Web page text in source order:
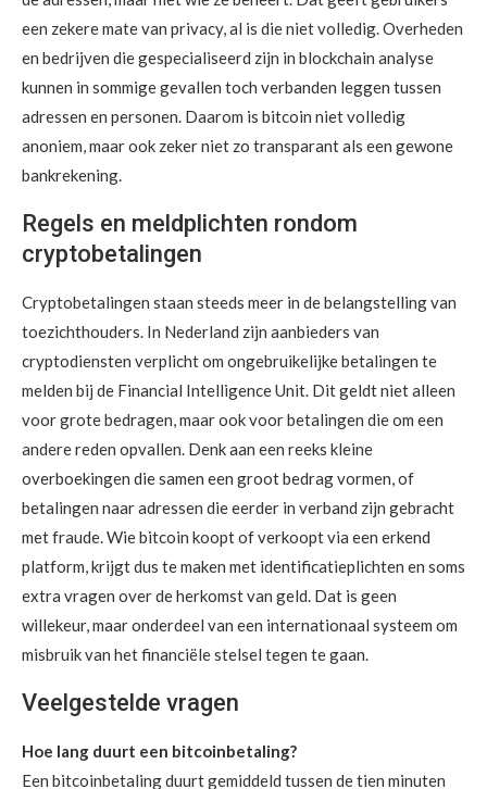
een zekere mate van privacy, al is die niet volledig. Overheden
en bedrijven die gespecialiseerd zijn in blockchain analyse
kunnen in sommige gevallen toch verbanden leggen tussen
adressen en personen. Daarom is bitcoin niet volledig
anoniem, maar ook zeker niet zo transparant als een gewone
bankrekening.
Regels en meldplichten rondom
cryptobetalingen
Cryptobetalingen staan steeds meer in de belangstelling van
toezichthouders. In Nederland zijn aanbieders van
cryptodiensten verplicht om ongebruikelijke betalingen te
melden bij de Financial Intelligence Unit. Dit geldt niet alleen
voor grote bedragen, maar ook voor betalingen die om een
andere reden opvallen. Denk aan een reeks kleine
overboekingen die samen een groot bedrag vormen, of
betalingen naar adressen die eerder in verband zijn gebracht
met fraude. Wie bitcoin koopt of verkoopt via een erkend
platform, krijgt dus te maken met identificatieplichten en soms
extra vragen over de herkomst van geld. Dat is geen
willekeur, maar onderdeel van een internationaal systeem om
misbruik van het financiële stelsel tegen te gaan.
Veelgestelde vragen
Hoe lang duurt een bitcoinbetaling?
Een bitcoinbetaling duurt gemiddeld tussen de tien minuten